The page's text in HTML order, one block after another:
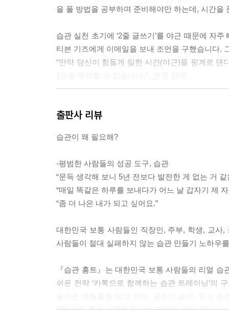
을 풀 방법을 공부하며 준비해야만 하는데, 시간
습관 실천 초기에 ‘2줄 글쓰기’를 야근 때문에 자
티븐 기즈에게 이메일을 보내 조언을 구했습니다.
“만약 당신이 힘들게 일한 시간(야근)을 핑계로
실행’하는 것입니다. _본문 49쪽
작은 습관 참가자에게 습관 개수를 3개로 정하도
작은 습관 실천 3개월 만에 6명이 중도 포기하였
_본문 56쪽
“딸, 발 다쳤으니 이번 주 습관 프로젝트는 쉴까?”
“아니, 그냥 해야지.”
말이 끝나기가 무섭게 습관 실천을 시작했지요. 그
릅니다. 그리고 아이가 완성한 글을 천천히 읽어
출판사 리뷰
습관이 왜 필요해?
-평범한 사람들의 성공 도구, 습관
“문득 생각해 보니 5년 전보다 발전한 게 없는 거
“매일 똑같은 하루를 보내다가 어느 날 갑자기 제
“좀 더 나은 내가 되고 싶어요.”
대한민국 보통 사람들인 직장인, 주부, 학생, 교사
사람들이 절대 실패하지 않는 습관 만들기 노하우
『습관 홈트』는 대한민국 보통 사람들의 리얼
쉬운 전략 ‘카톡으로 함께하는 습관 트레이닝’의
2학년)가 좋은 습관을 들이는 과정을 보여 준다.